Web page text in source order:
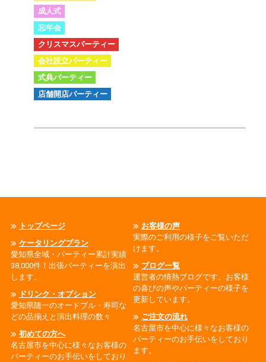
成人式
忘年会
クリスマスパーティー
会社設立パーティー
式典パーティー
店舗開店パーティー
トップページ
ケータリングプラン
愛知県全域・パーティー累計実績
38,000件！出張パーティーを演出
します。
ドリンク・オプション
愛知県随一のオードブル・寿司な
どの品揃えと演出料理の数々
初めての方へ
名古屋市を中心に様々なお客様の
パーティーのお手伝いをしており
お客様の声
実際のご利用の様子をご覧いただ
けます。
ブログ一覧
運営者の情熱ブログです、お客様
の喜びの声やパーティーの様子を
更新しています。
ご注文の流れ
名古屋市を中心に様々なお客様の
パーティーのお手伝いをしており
ます。